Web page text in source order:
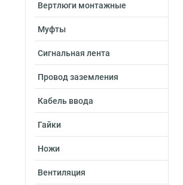
Вертлюги монтажные
Муфты
Сигнальная лента
Провод заземления
Кабель ввода
Гайки
Ножи
Вентиляция